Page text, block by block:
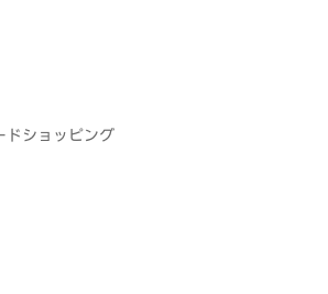
ドショッピング